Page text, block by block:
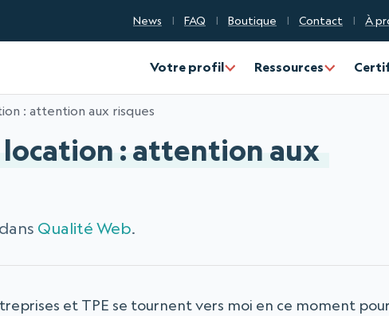
News FAQ Boutique Contact À
Votre profil Ressources
: attention aux risques
location : attention aux
Qualité Web.
et TPE se tournent vers moi en ce moment pour